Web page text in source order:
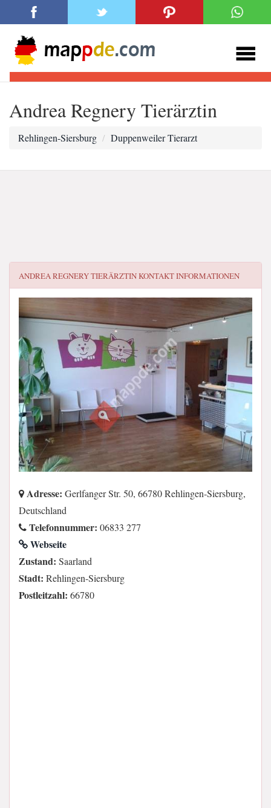
Andrea Regnery Tierärztin
Rehlingen-Siersburg Duppenweiler Tierarzt
ANDREA REGNERY TIERÄRZTINKONTAKT INFORMATIONEN
Adresse: Gerlfanger Str. 50, 66780 Rehlingen-Siersburg,
Deutschland
Telefonnummer: 06833 277
Webseite
Zustand: Saarland
Stadt: Rehlingen-Siersburg
Postleitzahl: 66780